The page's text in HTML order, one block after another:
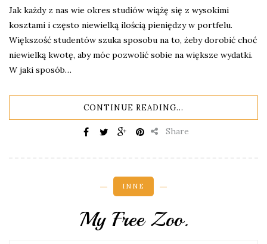
Jak każdy z nas wie okres studiów wiążę się z wysokimi
kosztami i często niewielką ilością pieniędzy w portfelu.
Większość studentów szuka sposobu na to, żeby dorobić choć
niewielką kwotę, aby móc pozwolić sobie na większe wydatki.
W jaki sposób…
CONTINUE READING...
Share
INNE
My Free Zoo.